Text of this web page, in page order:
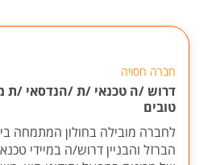
חברה חסויה
דרוש /ה טכנאי /ת /הנדסאי /ת
טובים
לחברה מובילה בחולון המתמחה
הברזל והבניין דרוש/ה במיידי